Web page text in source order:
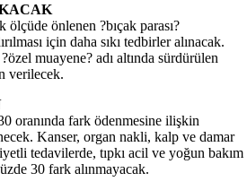
önlenen ?bıçak parası?
için daha sıkı tedbirler alınacak.
muayene? adı altında sürdürülen
verilecek.
oranında fark ödenmesine ilişkin
Kanser, organ nakli, kalp ve damar
tedavilerde, tıpkı acil ve yoğun bakım
30 fark alınmayacak.